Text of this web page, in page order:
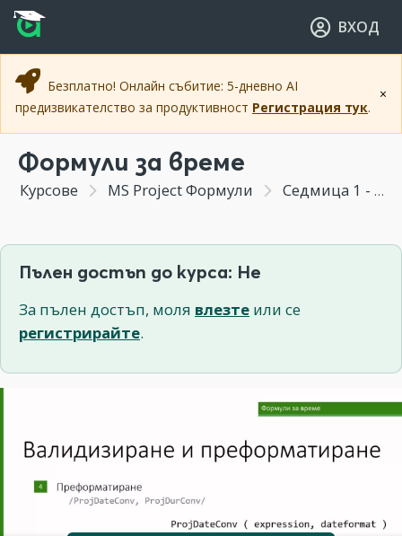
Прескочи към основното съдържание
Прескочи към навигацията
ВХОД
×
Безплатно! Онлайн събитие: 5-дневно AI
предизвикателство за продуктивност Регистрация тук.
Формули за време
Курсове MS Project Формули Седмица 1 - Въведение във формулите в Microsoft Project
Пълен достъп до курса: Не
За пълен достъп, моля влезте или се
регистрирайте.